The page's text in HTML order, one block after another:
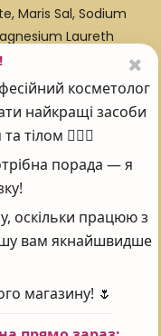
Maris Sal, Sodium
Laureth
Sodium Oleth
Sulfate,
Extract,
(Sage) Leaf
Leaf Extract,
Officinalis Leaf
EDTA, Benzyl
Parfum
Benzyl Salicylate,
косметолог
найкращі засоби
тілом 💆‍♀️✨
порада — я
оскільки працюю з
вам якнайшвидше
магазину! 🌷